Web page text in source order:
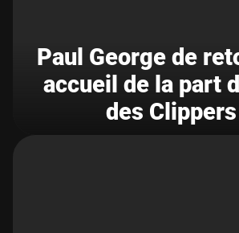
Paul George de
accueil de la part
des